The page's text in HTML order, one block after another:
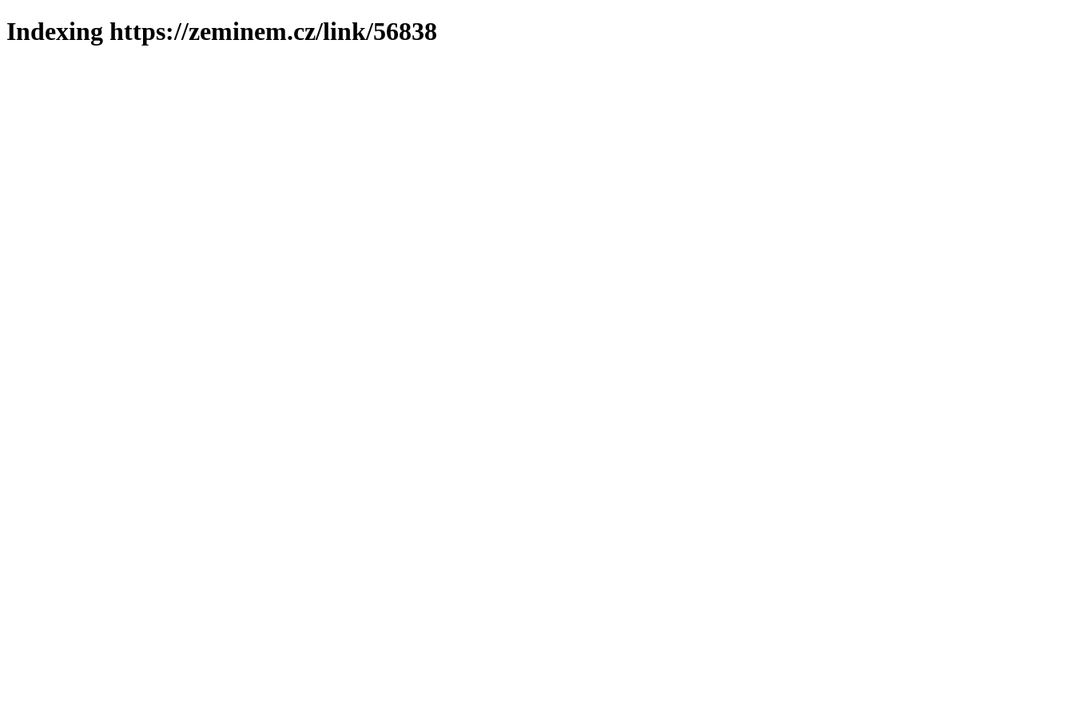
Indexing https://zeminem.cz/link/56838